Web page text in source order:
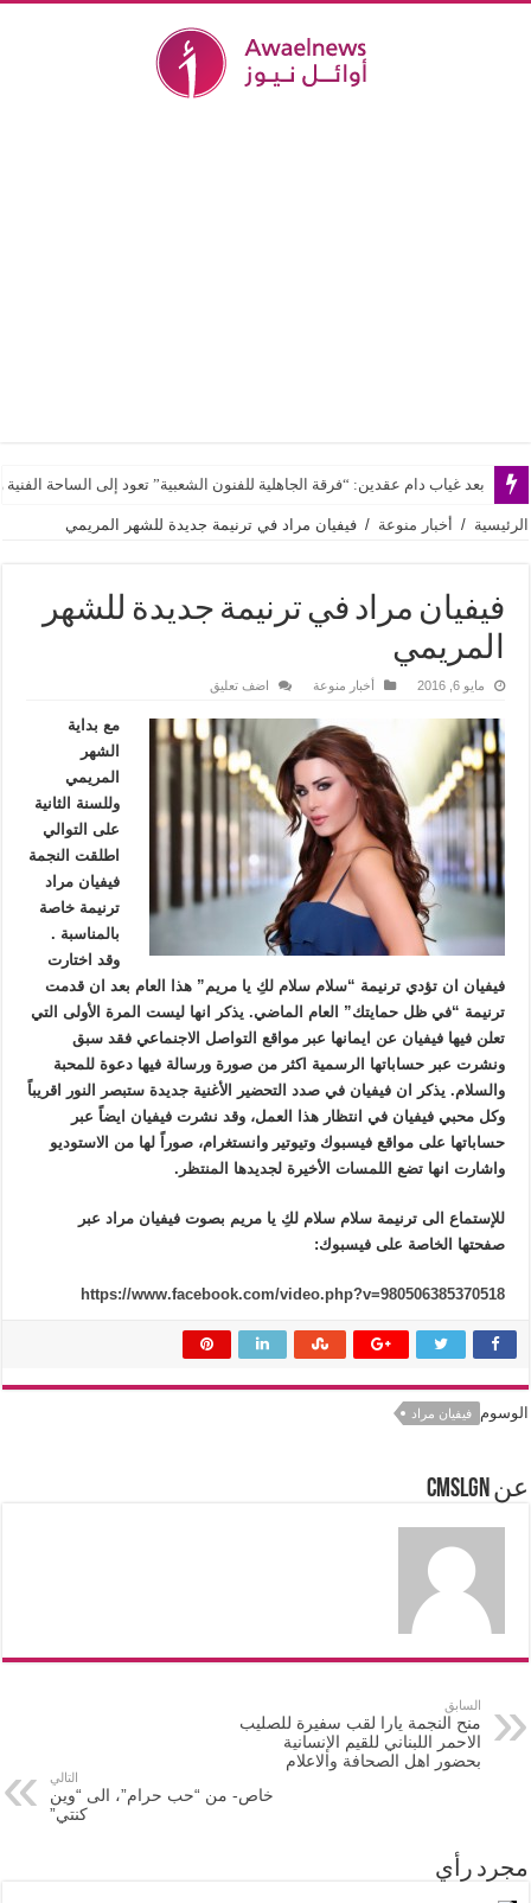
بعد غياب دام عقدين: “فرقة الجاهلية للفنون الشعبية” تعود إلى الساحة الفنية
الرئيسية / أخبار منوعة / فيفيان مراد في ترنيمة جديدة للشهر المريمي
فيفيان مراد في ترنيمة جديدة للشهر
المريمي
مايو 6, 2016 أخبار منوعة اضف تعليق
مع بداية
الشهر
المريمي
وللسنة الثانية
على التوالي
اطلقت النجمة
فيفيان مراد
ترنيمة خاصة
بالمناسبة .
وقد اختارت
فيفيان ان تؤدي ترنيمة “سلام سلام لكِ يا مريم” هذا العام بعد ان قدمت
ترنيمة “في ظل حمايتك” العام الماضي. يذكر انها ليست المرة الأولى التي
تعلن فيها فيفيان عن ايمانها عبر مواقع التواصل الاجنماعي فقد سبق
ونشرت عبر حساباتها الرسمية اكثر من صورة ورسالة فيها دعوة للمحبة
والسلام. يذكر ان فيفيان في صدد التحضير الأغنية جديدة ستبصر النور اقريباً
وكل محبي فيفيان في انتظار هذا العمل، وقد نشرت فيفيان ايضاً عبر
حساباتها على مواقع فيسبوك وتيوتير وانستغرام، صوراً لها من الاستوديو
واشارت انها تضع اللمسات الأخيرة لجديدها المنتظر.
للإستماع الى ترنيمة سلام سلام لكِ يا مريم بصوت فيفيان مراد عبر
صفحتها الخاصة على فيسبوك:
https://www.facebook.com/video.php?v=980506385370518
الوسوم فيفيان مراد
عن cmslgn
السابق
منح النجمة يارا لقب سفيرة للصليب
الاحمر اللبناني للقيم الإنسانية
بحضور اهل الصحافة والاعلام
التالي
خاص- من “حب حرام”، الى “وين
كنتي”
مجرد رأي